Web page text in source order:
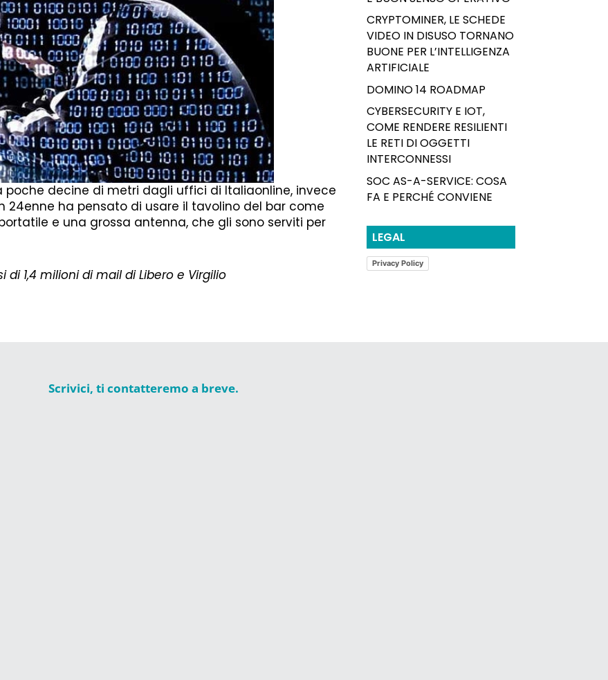
poche decine di metri dagli uffici di Italiaonline, invece
24enne ha pensato di usare il tavolino del bar come
e una grossa antenna, che gli sono serviti per
di 1,4 milioni di mail di Libero e Virgilio
CRYPTOMINER, LE SCHEDE
VIDEO IN DISUSO TORNANO
BUONE PER L’INTELLIGENZA
ARTIFICIALE
DOMINO 14 ROADMAP
CYBERSECURITY E IOT,
COME RENDERE RESILIENTI
LE RETI DI OGGETTI
INTERCONNESSI
SOC AS-A-SERVICE: COSA
FA E PERCHÉ CONVIENE
LEGAL
Privacy Policy
Scrivici, ti contatteremo a breve.